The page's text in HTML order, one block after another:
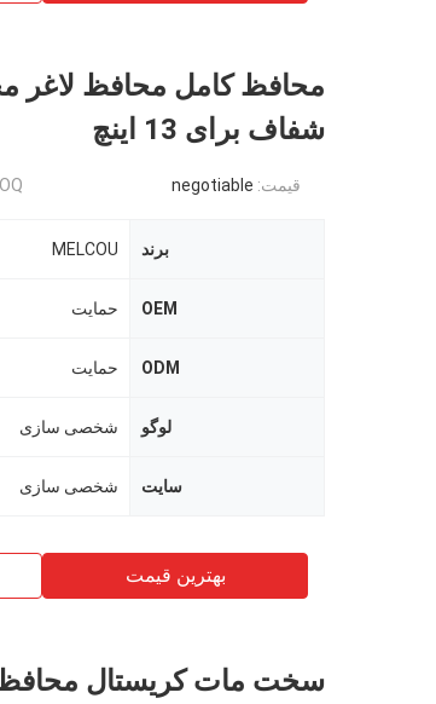
محافظ کامل محافظ لاغر
شفاف برای 13 اینچ
قیمت: negotiable
برند MELCOU
OEM حمایت
ODM حمایت
لوگو شخصی سازی
سایت شخصی سازی
بهترین قیمت
سخت مات کریستال